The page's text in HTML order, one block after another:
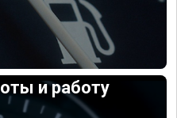
и работу